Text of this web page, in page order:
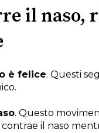
il naso,
è felice. Questi
. Questo
il naso